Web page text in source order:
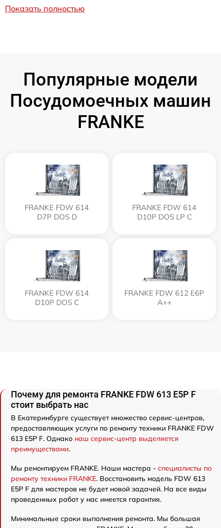
Показать полностью
Популярные модели
Посудомоечных машин
FRANKE
FRANKE FDW 614
D7P DOS D
FRANKE FDW 614
D10P DOS LP C
FRANKE FDW 614
D10P DOS C
FRANKE FDW 612 E6P
A++
Почему для ремонта FRANKE FDW 613 E5P F
стоит выбрать нас
В Екатеринбурге существует множество сервис-центров,
предоставляющих услуги по ремонту техники FRANKE FDW
613 E5P F. Однако наш сервис-центр выделяется
преимуществами.
Мы ремонтируем FRANKE. Наши мастера - специалисты по
ремонту техники FRANKE. Восстановить модель FDW 613
E5P F для мастеров не будет новой задачей. На все виды
проведенных работ у нас имеется гарантия.
Минимальные сроки выполнения ремонта. Мы большая